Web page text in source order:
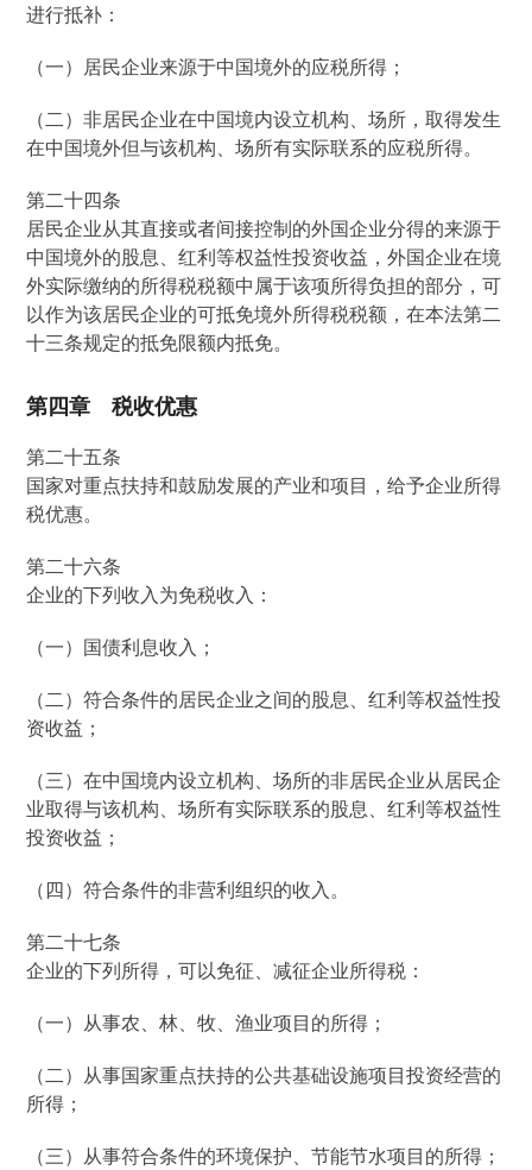
进行抵补：
（一）居民企业来源于中国境外的应税所得；
（二）非居民企业在中国境内设立机构、场所，取得发生
在中国境外但与该机构、场所有实际联系的应税所得。
第二十四条
居民企业从其直接或者间接控制的外国企业分得的来源于
中国境外的股息、红利等权益性投资收益，外国企业在境
外实际缴纳的所得税税额中属于该项所得负担的部分，可
以作为该居民企业的可抵免境外所得税税额，在本法第二
十三条规定的抵免限额内抵免。
第四章 税收优惠
第二十五条
国家对重点扶持和鼓励发展的产业和项目，给予企业所得
税优惠。
第二十六条
企业的下列收入为免税收入：
（一）国债利息收入；
（二）符合条件的居民企业之间的股息、红利等权益性投
资收益；
（三）在中国境内设立机构、场所的非居民企业从居民企
业取得与该机构、场所有实际联系的股息、红利等权益性
投资收益；
（四）符合条件的非营利组织的收入。
第二十七条
企业的下列所得，可以免征、减征企业所得税：
（一）从事农、林、牧、渔业项目的所得；
（二）从事国家重点扶持的公共基础设施项目投资经营的
所得；
（三）从事符合条件的环境保护、节能节水项目的所得；